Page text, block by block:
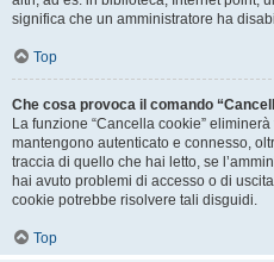
significa che un amministratore ha
Top
Che cosa provoca il comando
La funzione “Cancella cookie”
mantengono autenticato e connesso,
traccia di quello che hai letto, se
hai avuto problemi di accesso o di
cookie potrebbe risolvere tali disguidi.
Top